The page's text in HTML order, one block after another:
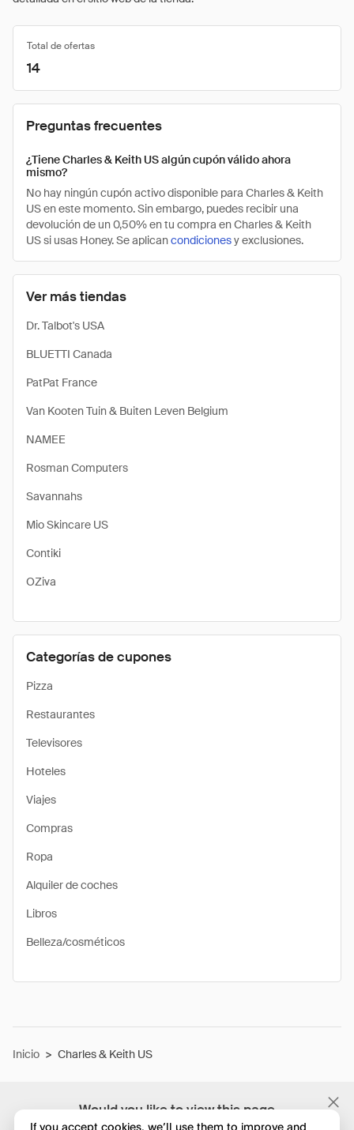
Would you like to view this page
Ver más tiendas
Dr. Talbot's USA
BLUETTI Canada
PatPat France
Van Kooten Tuin & Buiten Leven Belgium
NAMEE
Rosman Computers
Savannahs
Mio Skincare US
Contiki
OZiva
Categorías de cupones
Pizza
Restaurantes
Televisores
Hoteles
Viajes
Compras
Ropa
Alquiler de coches
Libros
Belleza/cosméticos
Total de ofertas
14
Preguntas frecuentes
¿Tiene Charles & Keith US algún cupón válido ahora
mismo?
No hay ningún cupón activo disponible para Charles & Keith
US en este momento. Sin embargo, puedes recibir una
devolución de un 0,50% en tu compra en Charles & Keith
US si usas Honey. Se aplicancondicionesy exclusiones.
Inicio > Charles & Keith US
If you accept cookies, we’ll use them to improve and